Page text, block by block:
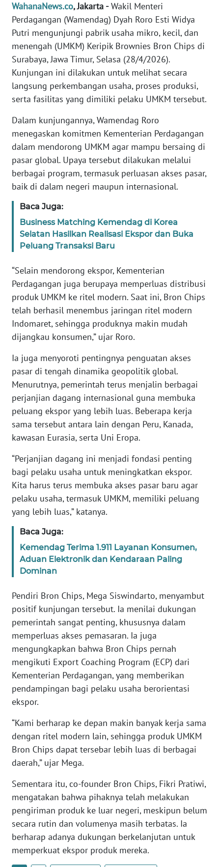
WahanaNews.co, Jakarta -Wakil Menteri
Perdagangan (Wamendag) Dyah Roro Esti Widya
Putri mengunjungi pabrik usaha mikro, kecil, dan
menengah (UMKM) Keripik Brownies Bron Chips di
Surabaya, Jawa Timur, Selasa (28/4/2026).
Kunjungan ini dilakukan untuk melihat secara
langsung perkembangan usaha, proses produksi,
serta fasilitas yang dimiliki pelaku UMKM tersebut.
Dalam kunjungannya, Wamendag Roro
menegaskan komitmen Kementerian Perdagangan
dalam mendorong UMKM agar mampu bersaing di
pasar global. Upaya tersebut dilakukan melalui
berbagai program, termasuk perluasan akses pasar,
baik di dalam negeri maupun internasional.
Baca Juga:
Business Matching Kemendag di Korea
Selatan Hasilkan Realisasi Ekspor dan Buka
Peluang Transaksi Baru
“Selain mendorong ekspor, Kementerian
Perdagangan juga berupaya memperluas distribusi
produk UMKM ke ritel modern. Saat ini, Bron Chips
telah berhasil menembus jaringan ritel modern
Indomaret, sehingga produknya makin mudah
dijangkau konsumen,” ujar Roro.
Ia juga menyoroti pentingnya penguatan akses
pasar di tengah dinamika geopolitik global.
Menurutnya, pemerintah terus menjalin berbagai
perjanjian dagang internasional guna membuka
peluang ekspor yang lebih luas. Beberapa kerja
sama tersebut antara lain dengan Peru, Kanada,
kawasan Eurasia, serta Uni Eropa.
“Perjanjian dagang ini menjadi fondasi penting
bagi pelaku usaha untuk meningkatkan ekspor.
Kita harus terus membuka akses pasar baru agar
pelaku usaha, termasuk UMKM, memiliki peluang
yang lebih luas,” katanya.
Baca Juga:
Kemendag Terima 1.911 Layanan Konsumen,
Aduan Elektronik dan Kendaraan Paling
Dominan
Pendiri Bron Chips, Mega Siswindarto, menyambut
positif kunjungan tersebut. Ia menilai dukungan
pemerintah sangat penting, khususnya dalam
memperluas akses pemasaran. Ia juga
mengungkapkan bahwa Bron Chips pernah
mengikuti Export Coaching Program (ECP) dari
Kementerian Perdagangan, yang memberikan
pendampingan bagi pelaku usaha berorientasi
ekspor.
“Kami berharap ke depan makin banyak kerja sama
dengan ritel modern lain, sehingga produk UMKM
Bron Chips dapat tersebar lebih luas di berbagai
daerah,” ujar Mega.
Sementara itu, co-founder Bron Chips, Fikri Pratiwi,
mengatakan bahwa pihaknya telah melakukan
pengiriman produk ke luar negeri, meskipun belum
secara rutin dan volumenya masih terbatas. Ia
berharap adanya dukungan berkelanjutan untuk
memperkuat ekspor produk mereka.
INDEKS
BERITA
KONTAK
KAMI
INFO
IKLAN
TENTANG
KAMI
PEDOMAN
SIBER
REDAKSI
KARIR
Wahana
Regional
WN
SUMUT
WN
JAKARTA
WN
JABAR
WN
WN
NTT
WN
KEPRI
WN
PAPUA
PAPUA
BARAT
WN
RIAU
WN
SERAMBI
WN
JAMBI
WN
SULTRA
NTB
WN
SULBAR